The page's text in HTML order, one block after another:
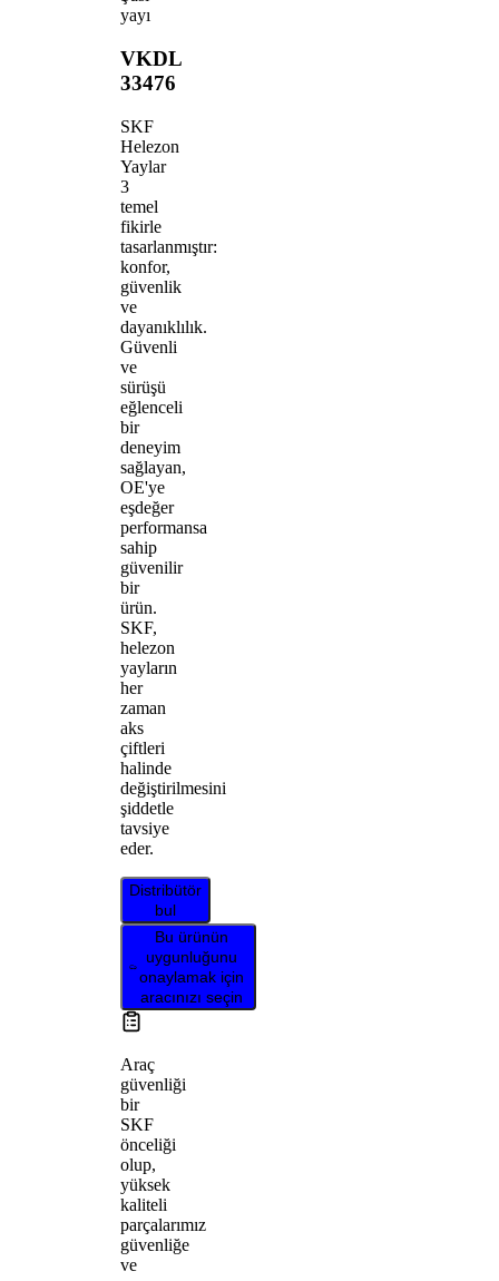
yayı
VKDL
33476
SKF
Helezon
Yaylar
3
temel
fikirle
tasarlanmıştır:
konfor,
güvenlik
ve
dayanıklılık.
Güvenli
ve
sürüşü
eğlenceli
bir
deneyim
sağlayan,
OE'ye
eşdeğer
performansa
sahip
güvenilir
bir
ürün.
SKF,
helezon
yayların
her
zaman
aks
çiftleri
halinde
değiştirilmesini
şiddetle
tavsiye
eder.
Distribütör
bul
Bu ürünün
uygunluğunu
onaylamak için
aracınızı seçin
Araç
güvenliği
bir
SKF
önceliği
olup,
yüksek
kaliteli
parçalarımız
güvenliğe
ve